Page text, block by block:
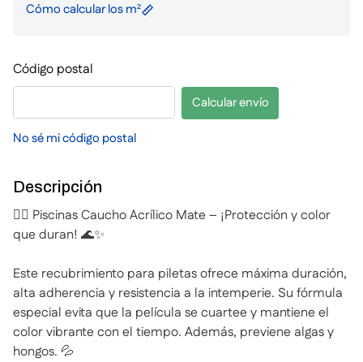
Cómo calcular los m²
Código postal
No sé mi código postal
Calcular envío
Descripción
🏊‍♀️ Piscinas Caucho Acrílico Mate – ¡Protección y color
que duran! 🌊✨
Este recubrimiento para piletas ofrece máxima duración,
alta adherencia y resistencia a la intemperie. Su fórmula
especial evita que la película se cuartee y mantiene el
color vibrante con el tiempo. Además, previene algas y
hongos. 💦